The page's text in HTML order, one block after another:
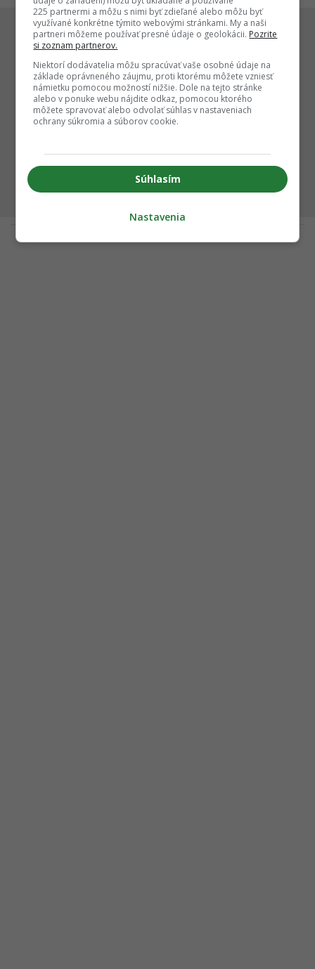
225 partnermi a môžu s nimi byť zdieľané alebo môžu byť
využívané konkrétne týmito webovými stránkami. My a naši
partneri môžeme používať presné údaje o geolokácii. Pozrite
si zoznam partnerov.
Niektorí dodávatelia môžu spracúvať vaše osobné údaje na
základe oprávneného záujmu, proti ktorému môžete vzniesť
námietku pomocou možností nižšie. Dole na tejto stránke
alebo v ponuke webu nájdite odkaz, pomocou ktorého
môžete spravovať alebo odvolať súhlas v nastaveniach
ochrany súkromia a súborov cookie.
Súhlasím
Nastavenia